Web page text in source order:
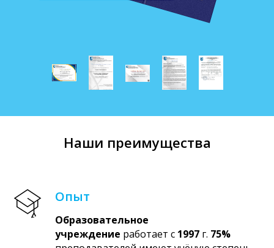
Наши преимущества
Опыт
Образовательное
учреждение работает с 1997 г. 75%